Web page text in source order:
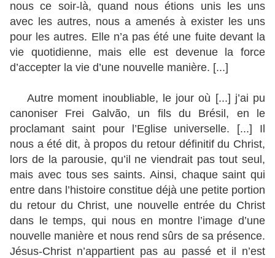
nous ce soir-là, quand nous étions unis les uns
avec les autres, nous a amenés à exister les uns
pour les autres. Elle n’a pas été une fuite devant la
vie quotidienne, mais elle est devenue la force
d’accepter la vie d’une nouvelle manière. [...]
Autre moment inoubliable, le jour où [...] j’ai pu
canoniser Frei Galvão, un fils du Brésil, en le
proclamant saint pour l’Eglise universelle. [...] Il
nous a été dit, à propos du retour définitif du Christ,
lors de la parousie, qu’il ne viendrait pas tout seul,
mais avec tous ses saints. Ainsi, chaque saint qui
entre dans l’histoire constitue déjà une petite portion
du retour du Christ, une nouvelle entrée du Christ
dans le temps, qui nous en montre l’image d’une
nouvelle manière et nous rend sûrs de sa présence.
Jésus-Christ n’appartient pas au passé et il n’est